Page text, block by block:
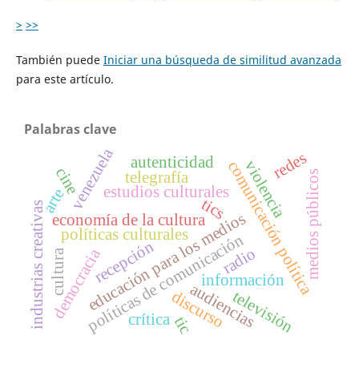
> >>
También puede Iniciar una búsqueda de similitud avanzada
para este artículo.
Palabras clave
estudios culturales
economía de la cultura
comunicación política
educación para los medios
políticas de comunicación
políticas culturales
industrias creativas información
audiencias
recepción radio
venezuela medios públicos
democracia
violencia
televisión
telegrafía
discurso
autenticidad
crítica
cultura
cine
tic
arte
redes
tics